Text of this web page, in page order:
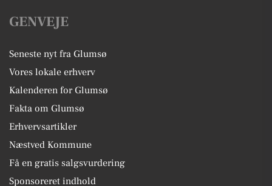
GENVEJE
Seneste nyt fra Glumsø
Vores lokale erhverv
Kalenderen for Glumsø
Fakta om Glumsø
Erhvervsartikler
Næstved Kommune
Få en gratis salgsvurdering
Sponsoreret indhold